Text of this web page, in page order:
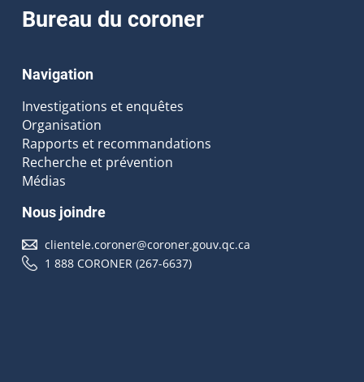
Bureau du coroner
Navigation
Investigations et enquêtes
Organisation
Rapports et recommandations
Recherche et prévention
Médias
Nous joindre
clientele.coroner@coroner.gouv.qc.ca
1 888 CORONER (267-6637)